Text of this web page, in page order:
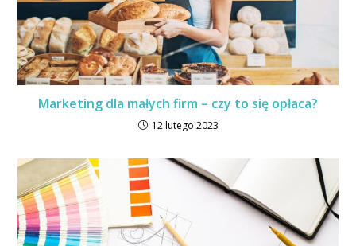
Marketing dla małych firm – czy to się opłaca?
12 lutego 2023